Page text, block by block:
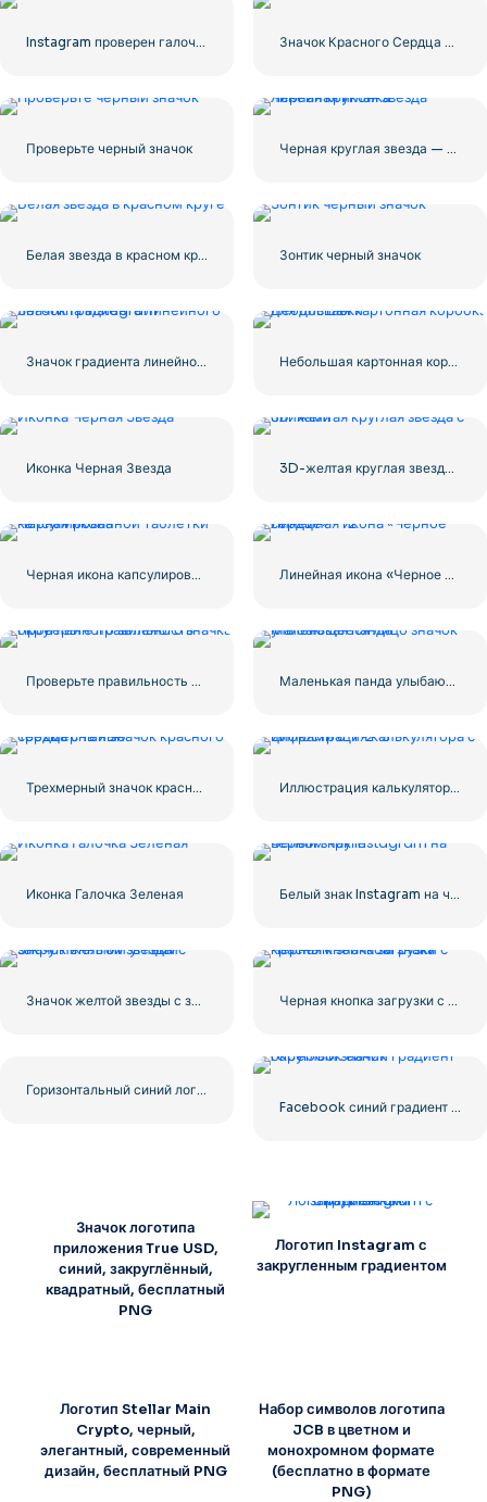
Проверьте черный значок
Зонтик черный значок
Небольшая картонная коробка для доставки
Иконка Черная Звезда
Иллюстрация калькулятора с цифрами 0-1-2-3
Иконка Галочка Зеленая
Значок логотипа
приложения True USD,
синий, закруглённый,
квадратный, бесплатный
PNG
Логотип Instagram с
закругленным градиентом
Логотип Stellar Main
Crypto, черный,
элегантный, современный
дизайн, бесплатный PNG
Набор символов логотипа
JCB в цветном и
монохромном формате
(бесплатно в формате
PNG)